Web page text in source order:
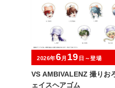
VS AMBIVALENZ 撮りお
ェイスヘアゴム
2026年6 月 19 日～登場